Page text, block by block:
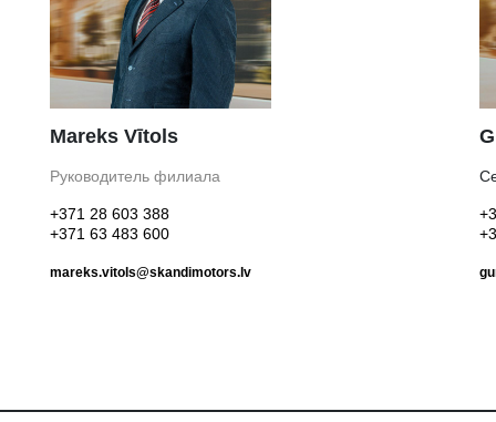
Mareks Vītols
Руководитель филиала
+371 28 603 388
+371 63 483 600
mareks.vitols@skandimotors.lv